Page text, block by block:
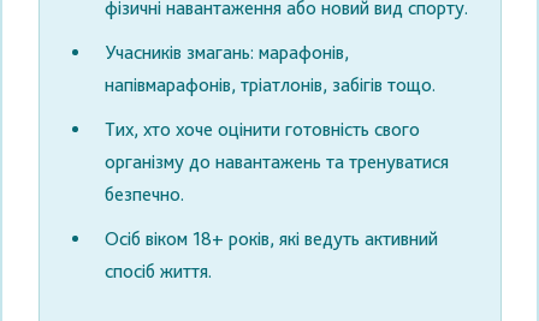
фізичні навантаженняабо новий вид спорту.
Учасників змагань: марафонів,
напівмарафонів, тріатлонів, забігів тощо.
Тих, хто хоче оцінити готовність свого
організмудо навантажень та тренуватися
безпечно.
Осіб віком 18+ років, які ведуть активний
спосіб життя.